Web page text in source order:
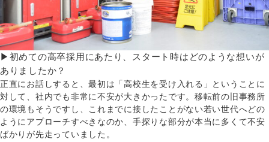
▶初めての高卒採用にあたり、スタート時はどのような想いが
ありましたか？
正直にお話しすると、最初は「高校生を受け入れる」ということに
対して、社内でも非常に不安が大きかったです。移転前の旧事務所
の環境もそうですし、これまでに接したことがない若い世代へどの
ようにアプローチすべきなのか、手探りな部分が本当に多くて不安
ばかりが先走っていました。